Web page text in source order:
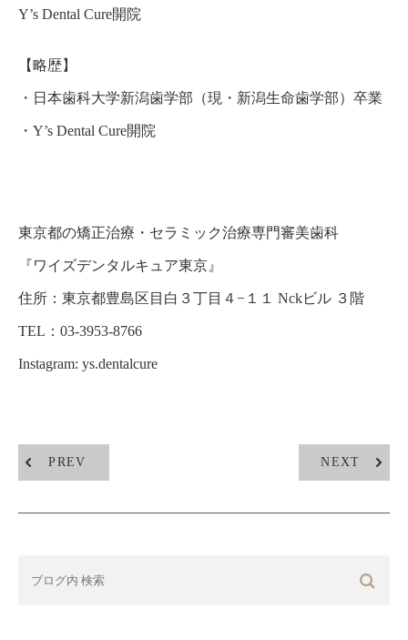
Y’s Dental Cure開院
【略歴】
・ 日本歯科大学新潟歯学部（現・新潟生命歯学部）卒業
・ Y’s Dental Cure開院
東京都の矯正治療・セラミック治療専門審美歯科
『ワイズデンタルキュア東京 』
住所： 東京都豊島区目白３丁目４−１１ Nckビル ３階
TEL：03-3953-8766
Instagram: ys.dentalcure
PREV NEXT